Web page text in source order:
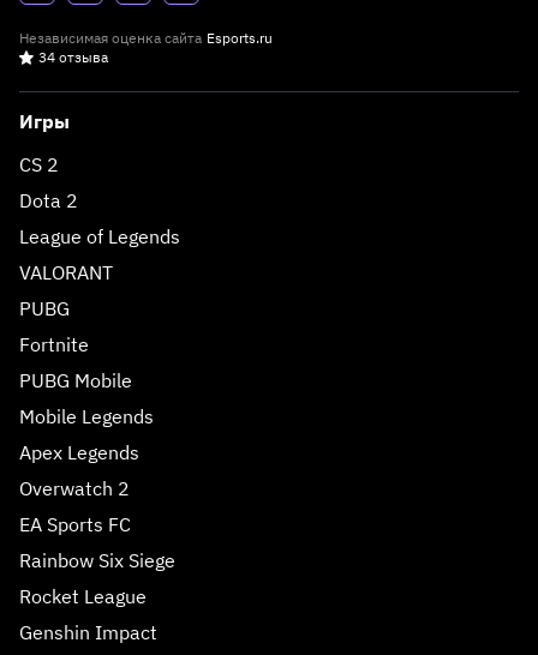
Независимая оценка сайта Esports.ru
34 отзыва
Игры
CS 2
Dota 2
League of Legends
VALORANT
PUBG
Fortnite
PUBG Mobile
Mobile Legends
Apex Legends
Overwatch 2
EA Sports FC
Rainbow Six Siege
Rocket League
Genshin Impact